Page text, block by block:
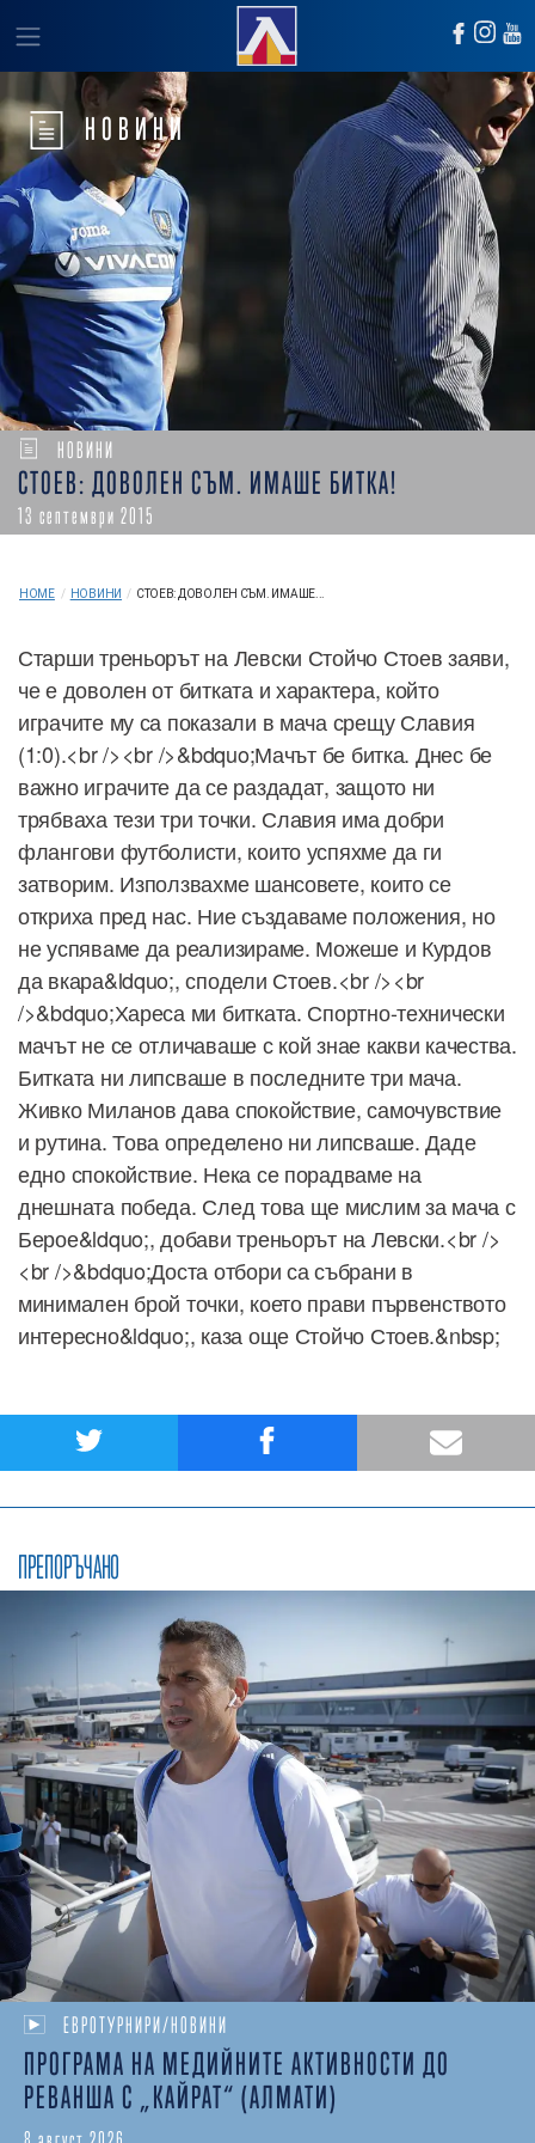
НОВИНИ
НОВИНИ
СТОЕВ: ДОВОЛЕН СЪМ. ИМАШЕ БИТКА!
13 септември 2015
HOME / НОВИНИ / СТОЕВ: ДОВОЛЕН СЪМ. ИМАШЕ...
Старши треньорът на Левски Стойчо Стоев заяви,
че е доволен от битката и характера, който
играчите му са показали в мача срещу Славия
(1:0).<br /><br />&bdquo;Мачът бе битка. Днес бе
важно играчите да се раздадат, защото ни
трябваха тези три точки. Славия има добри
флангови футболисти, които успяхме да ги
затворим. Използвахме шансовете, които се
откриха пред нас. Ние създаваме положения, но
не успяваме да реализираме. Можеше и Курдов
да вкара&ldquo;, сподели Стоев.<br /><br
/>&bdquo;Хареса ми битката. Спортно-технически
мачът не се отличаваше с кой знае какви качества.
Битката ни липсваше в последните три мача.
Живко Миланов дава спокойствие, самочувствие
и рутина. Това определено ни липсваше. Даде
едно спокойствие. Нека се порадваме на
днешната победа. След това ще мислим за мача с
Берое&ldquo;, добави треньорът на Левски.<br />
<br />&bdquo;Доста отбори са събрани в
минимален брой точки, което прави първенството
интересно&ldquo;, каза още Стойчо Стоев.&nbsp;
ПРЕПОРЪЧАНО
ЕВРОТУРНИРИ/НОВИНИ
ПРОГРАМА НА МЕДИЙНИТЕ АКТИВНОСТИ ДО
РЕВАНША С „КАЙРАТ“ (АЛМАТИ)